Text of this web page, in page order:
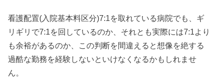
看護配置(入院基本料区分)7:1を取れている病院でも、ギ
リギリで7:1を回しているのか、それとも実際には7:1より
も余裕があるのか、この判断を間違えると想像を絶する
過酷な勤務を経験しないといけなくなるかもしれませ
ん。